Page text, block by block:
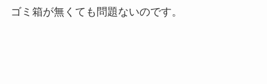
ゴミ箱が無くても問題ないのです。